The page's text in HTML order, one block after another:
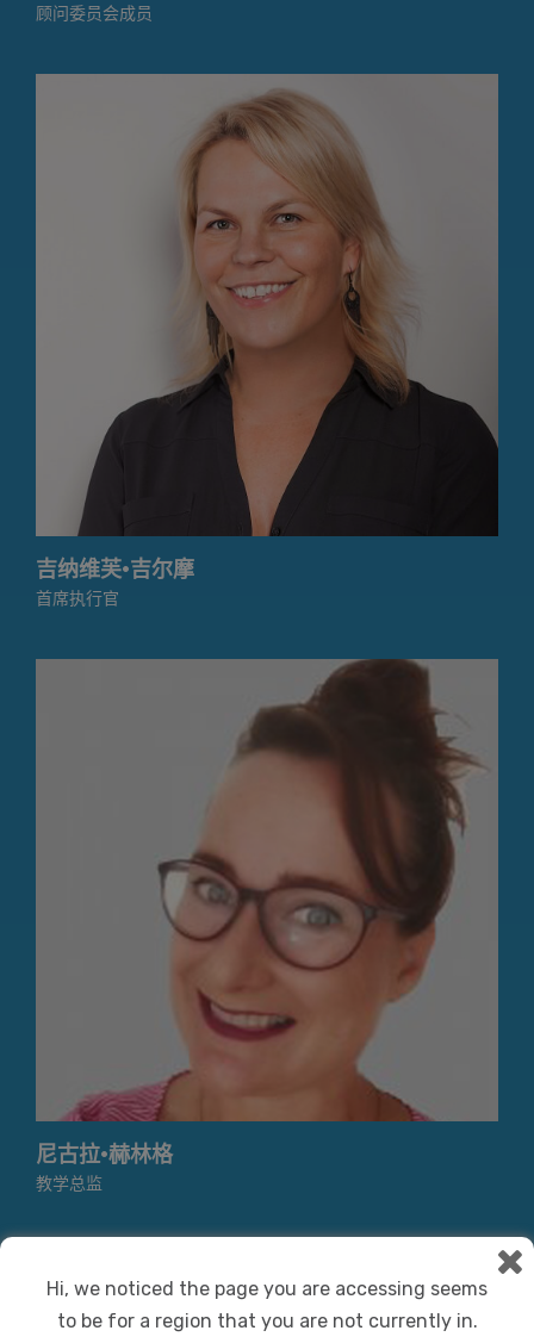
顾问委员会成员
吉纳维芙·吉尔摩
首席执行官
尼古拉·赫林格
教学总监
Hi, we noticed the page you are accessing seems
to be for a region that you are not currently in.